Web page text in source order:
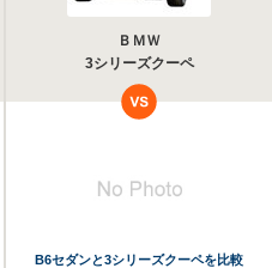
ＢＭＷ
3シリーズクーペ
B6セダンと3シリーズクーペを比較